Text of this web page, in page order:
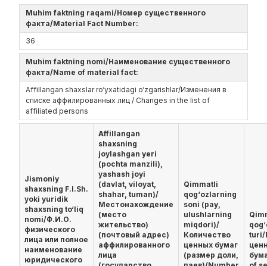
Muhim faktning raqami/Номер существенного
факта/Material Fact Number:
36
Muhim faktning nomi/Наименование существенного
факта/Name of material fact:
Affillangan shaxslar ro‘yxatidagi o‘zgarishlar/Изменения в
списке аффилированных лиц / Changes in the list of
affiliated persons
Jismoniy
shaxsning F.I.Sh.
yoki yuridik
shaxsning to‘liq
nomi/Ф.И.О.
физического
лица или полное
наименование
юридического
Affillangan
shaxsning
joylashgan yeri
(pochta manzili),
yashash joyi
(davlat, viloyat,
shahar, tuman)/
Местонахождение
(место
жительство)
(почтовый адрес)
аффилированного
лица
Qimmatli
qog‘ozlarning
soni (pay,
ulushlarning
miqdori)/
Количество
ценных бумаг
(размер доли,
turi/